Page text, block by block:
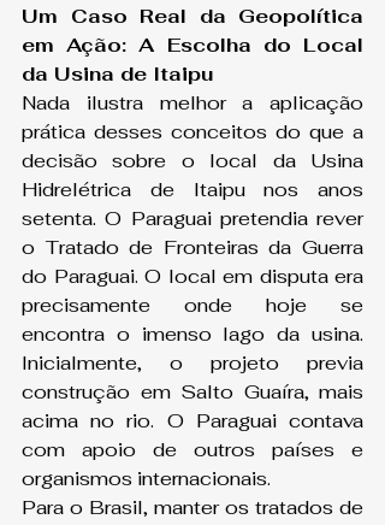
Um Caso Real da Geopolítica
em Ação: A Escolha do Local
da Usina de Itaipu
Nada ilustra melhor a aplicação
prática desses conceitos do que a
decisão sobre o local da Usina
Hidrelétrica de Itaipu nos anos
setenta. O Paraguai pretendia rever
o Tratado de Fronteiras da Guerra
do Paraguai. O local em disputa era
precisamente onde hoje se
encontra o imenso lago da usina.
Inicialmente, o projeto previa
construção em Salto Guaíra, mais
acima no rio. O Paraguai contava
com apoio de outros países e
organismos internacionais.
Para o Brasil, manter os tratados de